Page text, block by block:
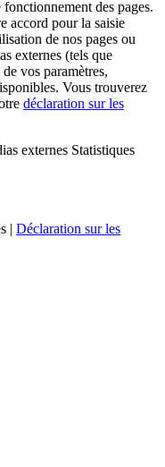
des pages.
accord pour la saisie
de nos pages ou
externes (tels que
vos paramètres,
Vous trouverez
déclaration sur les
externes Statistiques
| Déclaration sur les